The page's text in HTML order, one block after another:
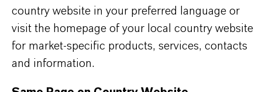
IM MITTELPUNKT STEHEN SIE: UNSERE
KUNDINNEN UND KUNDEN!
country website in your preferred language or
visit the homepage of your local country website
for market-specific products, services, contacts
and information.